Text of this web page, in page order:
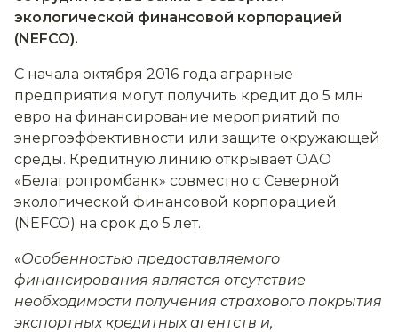
экологической финансовой корпорацией
(NEFCO).
С начала октября 2016 года аграрные
предприятия могут получить кредит до 5 млн
евро на финансирование мероприятий по
энергоэффективности или защите окружающей
среды. Кредитную линию открывает ОАО
«Белагропромбанк» совместно с Северной
экологической финансовой корпорацией
(NEFCO) на срок до 5 лет.
«Особенностью предоставляемого
финансирования является отсутствие
необходимости получения страхового покрытия
экспортных кредитных агентств и,